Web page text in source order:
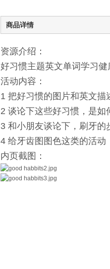
商品详情
资源介绍：
好习惯主题英文单词学习
活动内容：
1 把好习惯的图片和英文描
2 谈论下这些好习惯，是如
3 和小朋友谈论下，刷牙的
4 给牙齿图图色这类的活动
内页截图：